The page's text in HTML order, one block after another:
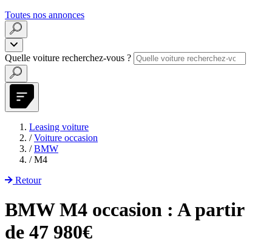
Toutes nos annonces
Quelle voiture recherchez-vous ?
Leasing voiture
/ Voiture occasion
/ BMW
/ M4
Retour
BMW M4 occasion : A partir
de 47 980€